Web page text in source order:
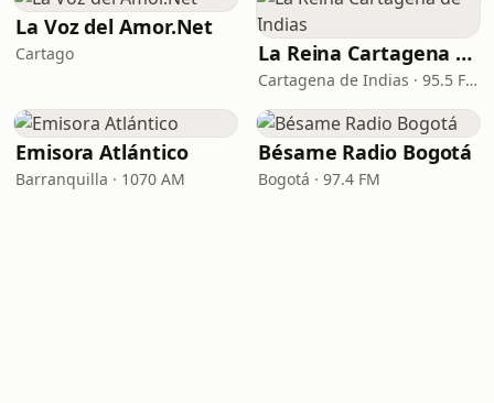
La Voz del Amor.Net
Cartago La Reina Cartagena de Indias
Cartagena de Indias · 95.5 FM
Emisora Atlántico
Barranquilla · 1070 AM
Bésame Radio Bogotá
Bogotá · 97.4 FM